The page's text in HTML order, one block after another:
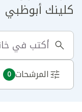
كلينك أبوظبي
المرشحات 0